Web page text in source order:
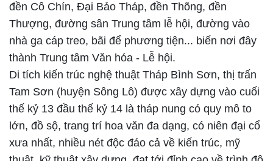
đền Cô Chín, Đại Bảo Tháp, đền Thõng, đền
Thượng, đường sân Trung tâm lễ hội, đường vào
nhà ga cáp treo, bãi để phương tiện... biến nơi đây
thành Trung tâm Văn hóa - Lễ hội.
Di tích kiến trúc nghệ thuật Tháp Bình Sơn, thị trấn
Tam Sơn (huyện Sông Lô) được xây dựng vào cuối
thế kỷ 13 đầu thế kỷ 14 là tháp nung có quy mô to
lớn, đồ sộ, trang trí hoa văn đa dạng, có niên đại cổ
xưa nhất, nhiều nét độc đáo cả về kiến trúc, mỹ